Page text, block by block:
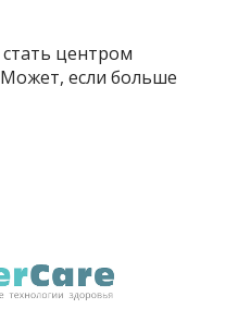
центром
если больше